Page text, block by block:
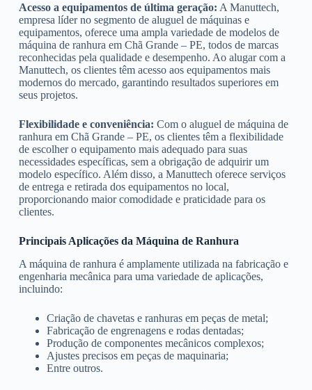
Acesso a equipamentos de última geração: A Manuttech,
empresa líder no segmento de aluguel de máquinas e
equipamentos, oferece uma ampla variedade de modelos de
máquina de ranhura em Chã Grande – PE, todos de marcas
reconhecidas pela qualidade e desempenho. Ao alugar com a
Manuttech, os clientes têm acesso aos equipamentos mais
modernos do mercado, garantindo resultados superiores em
seus projetos.
Flexibilidade e conveniência: Com o aluguel de máquina de
ranhura em Chã Grande – PE, os clientes têm a flexibilidade
de escolher o equipamento mais adequado para suas
necessidades específicas, sem a obrigação de adquirir um
modelo específico. Além disso, a Manuttech oferece serviços
de entrega e retirada dos equipamentos no local,
proporcionando maior comodidade e praticidade para os
clientes.
Principais Aplicações da Máquina de Ranhura
A máquina de ranhura é amplamente utilizada na fabricação e
engenharia mecânica para uma variedade de aplicações,
incluindo:
Criação de chavetas e ranhuras em peças de metal;
Fabricação de engrenagens e rodas dentadas;
Produção de componentes mecânicos complexos;
Ajustes precisos em peças de maquinaria;
Entre outros.